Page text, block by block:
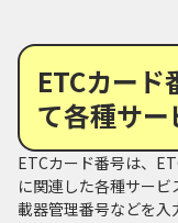
ETCカー
て各種サ
ETCカード番号は、
に関連した各種サー
載器管理番号などを入